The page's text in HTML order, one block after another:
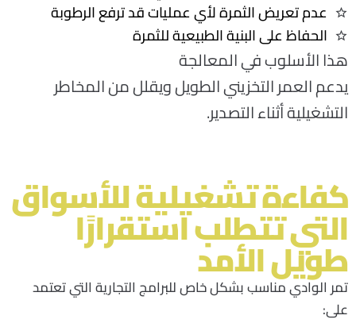
عدم تعريض الثمرة لأي عمليات قد ترفع الرطوبة
الحفاظ على البنية الطبيعية للثمرة
هذا الأسلوب في المعالجة
يدعم العمر التخزيني الطويل ويقلل من المخاطر
التشغيلية أثناء التصدير.
كفاءة تشغيلية للأسواق
التي تتطلب استقرارًا
طويل الأمد
تمر الوادي مناسب بشكل خاص للبرامج التجارية التي تعتمد
على: